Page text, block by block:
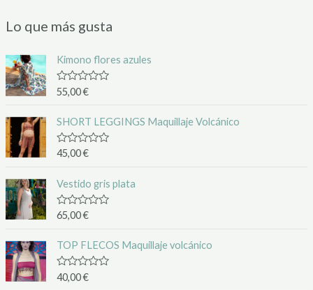
Lo que más gusta
Kimono flores azules
V
o
a
d
o
o
n
0
d
e
55,00€
SHORT LEGGINGS Maquillaje Volcánico
V
o
r
a
d
o
o
n
0
d
e
45,00€
Vestido gris plata
V
o
a
d
o
65,00€
TOP FLECOS Maquillaje volcánico
V
40,00€